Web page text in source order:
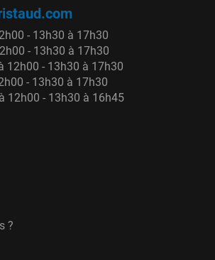
- 13h30 à 17h30
- 13h30 à 17h30
12h00 - 13h30 à 17h30
- 13h30 à 17h30
12h00 - 13h30 à 16h45
?